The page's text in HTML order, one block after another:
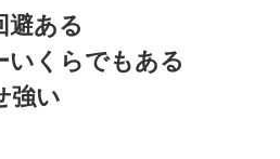
ある
くらでもある
強い